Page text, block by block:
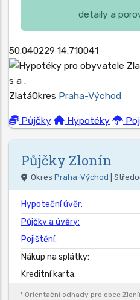
detaily a
50.040229 14.710041
ZlatáOkres Praha-Východ
Půjčky Hypotéky
Půjčky Zlonín
Okres Praha-Východ |
Hypoteční úvěr:
Půjčky a úvěry:
Pojištění:
Nákup na splátky:
Kreditní karta:
* Orientační odhady pro obec